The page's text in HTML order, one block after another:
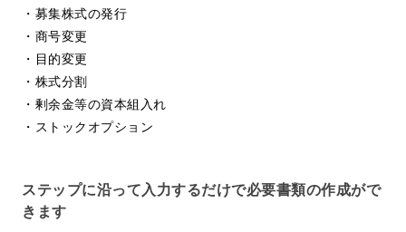
・募集株式の発行
・商号変更
・目的変更
・株式分割
・剰余金等の資本組入れ
・ストックオプション
ステップに沿って入力するだけで必要書類の作成がで
きます